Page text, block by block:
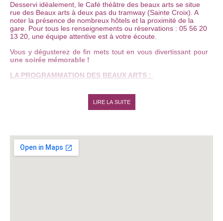
Desservi idéalement, le Café théâtre des beaux arts se situe
rue des Beaux arts à deux pas du tramway (Sainte Croix). A
noter la présence de nombreux hôtels et la proximité de la
gare. Pour tous les renseignements ou réservations : 05 56 20
13 20, une équipe attentive est à votre écoute.
Vous y dégusterez de fin mets tout en vous divertissant pour
une soirée mémorable !
LA PROGRAMMATION DES BEAUX ARTS :
, revisitée pour le café théâtre des Beaux Arts. C'est
20 Janvier 2016 à 20h30jusqu'au
20h30:Gratin de courges à l’Elysée
- DuJeudi 12 Mai 2016 à 20h30
LIRE LA SUITE